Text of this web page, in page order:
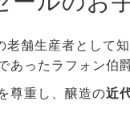
老舗生産者として
あったラフォン伯
尊重し、醸造の近